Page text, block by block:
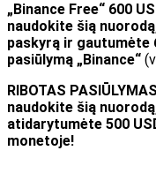
„Binance Free“ 600
naudokite šią
paskyrą ir gautumėte
pasiūlymą „Binance“
RIBOTAS
naudokite šią
atidarytumėte 500
monetoje!